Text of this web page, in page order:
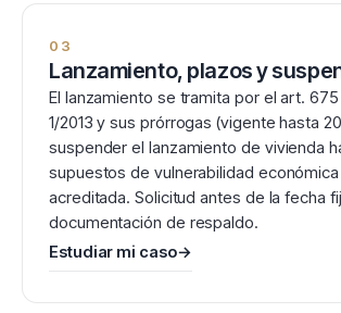
03
Lanzamiento, plazos y
El lanzamiento se tramita por el art. 675
1/2013 y sus prórrogas (vigente hasta
suspender el lanzamiento de vivienda
supuestos de vulnerabilidad
acreditada. Solicitud antes de la fecha
documentación de respaldo.
Estudiar mi caso→